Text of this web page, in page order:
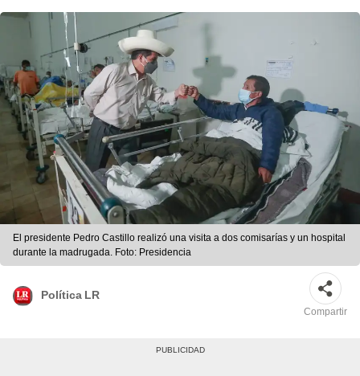
El presidente Pedro Castillo realizó una visita a dos comisarías y un hospital
durante la madrugada. Foto: Presidencia
Política LR
Compartir